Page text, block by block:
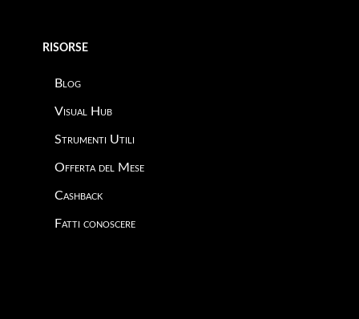
RISORSE
Blog
Visual Hub
Strumenti Utili
Offerta del Mese
Cashback
Fatti conoscere